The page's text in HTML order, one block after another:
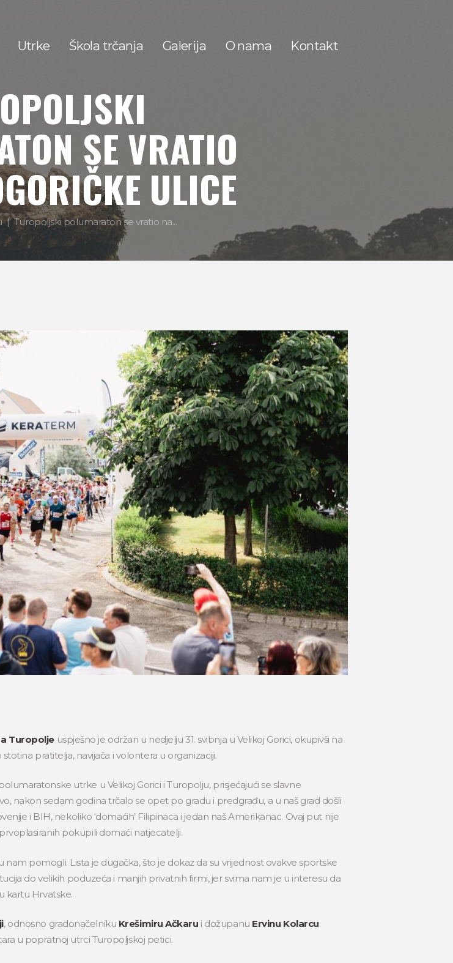
Utrke Škola trčanja Galerija O nama Kontakt
SE VRATIO
ULICE
Turopoljski polumaraton se vratio na...
Turopoljeuspješno je održan u nedjelju 31. svibnja u Velikoj Gorici, okupivši na
pratitelja, navijača i volontera u organizaciji.
utrke u Velikoj Gorici i Turopolju, prisjećajući se slavne
nakon sedam godina trčalo se opet po gradu i predgrađu, a u naš grad došli
i BIH, nekoliko ‘domaćih’ Filipinaca i jedan naš Amerikanac. Ovaj put nije
pokupili domaći natjecatelji.
pomogli. Lista je dugačka, što je dokaz da su vrijednost ovakve sportske
do velikih poduzeća i manjih privatnih firmi, jer svima nam je u interesu da
kartu Hrvatske.
, odnosno gradonačelniku Krešimiru Ačkaru i dožupanu Ervinu Kolarcu.
u popratnoj utrci Turopoljskoj petici.